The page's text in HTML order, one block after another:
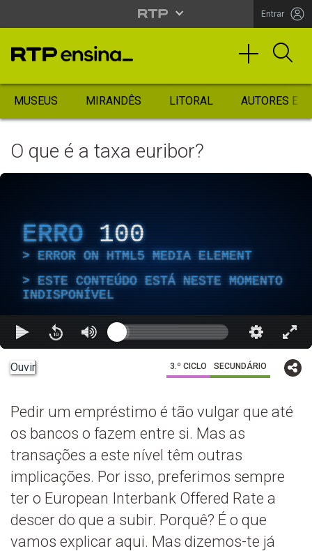
Entrar
MUSEUS MIRANDÊS LITORAL AUTORES
O que é a taxa euribor?
ERRO 100
ERROR ON HTML5 MEDIA ELEMENT
ESTE CONTEÚDO ESTÁ NESTE MOMENTO
INDISPONÍVEL
Ouvir 3.º CICLO SECUNDÁRIO
Pedir um empréstimo é tão vulgar que até
os bancos o fazem entre si. Mas as
transações a este nível têm outras
implicações. Por isso, preferimos sempre
ter o European Interbank Offered Rate a
descer do que a subir. Porquê? É o que
vamos explicar aqui. Mas dizemos-te já